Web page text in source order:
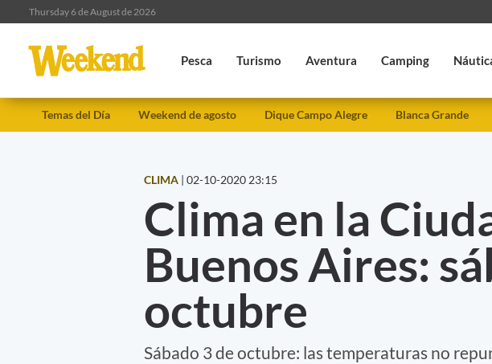
Thursday 6 de August de 2026
Pesca Turismo Aventura Camping
Temas del Día Weekend de agosto Dique Campo Alegre Blanca Grande
CLIMA | 02-10-2020 23:15
Clima en la
Buenos Aires:
octubre
Sábado 3 de octubre: las temperaturas no